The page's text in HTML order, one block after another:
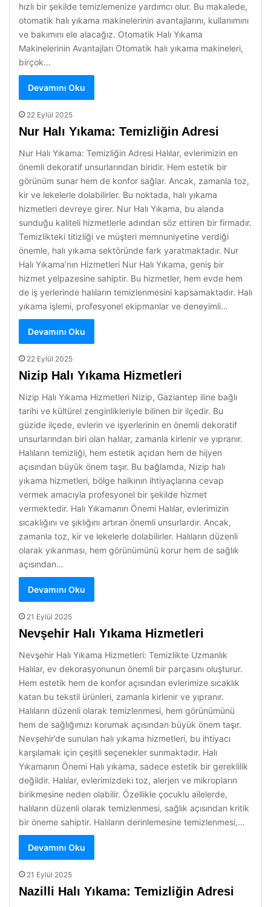
hızlı bir şekilde temizlemenize yardımcı olur. Bu makalede,
otomatik halı yıkama makinelerinin avantajlarını, kullanımını
ve bakımını ele alacağız. Otomatik Halı Yıkama
Makinelerinin Avantajları Otomatik halı yıkama makineleri,
birçok…
Devamını Oku
22 Eylül 2025
Nur Halı Yıkama: Temizliğin Adresi
Nur Halı Yıkama: Temizliğin Adresi Halılar, evlerimizin en
önemli dekoratif unsurlarından biridir. Hem estetik bir
görünüm sunar hem de konfor sağlar. Ancak, zamanla toz,
kir ve lekelerle dolabilirler. Bu noktada, halı yıkama
hizmetleri devreye girer. Nur Halı Yıkama, bu alanda
sunduğu kaliteli hizmetlerle adından söz ettiren bir firmadır.
Temizlikteki titizliği ve müşteri memnuniyetine verdiği
önemle, halı yıkama sektöründe fark yaratmaktadır. Nur
Halı Yıkama’nın Hizmetleri Nur Halı Yıkama, geniş bir
hizmet yelpazesine sahiptir. Bu hizmetler, hem evde hem
de iş yerlerinde halıların temizlenmesini kapsamaktadır. Halı
yıkama işlemi, profesyonel ekipmanlar ve deneyimli…
Devamını Oku
22 Eylül 2025
Nizip Halı Yıkama Hizmetleri
Nizip Halı Yıkama Hizmetleri Nizip, Gaziantep iline bağlı
tarihi ve kültürel zenginlikleriyle bilinen bir ilçedir. Bu
güzide ilçede, evlerin ve işyerlerinin en önemli dekoratif
unsurlarından biri olan halılar, zamanla kirlenir ve yıpranır.
Halıların temizliği, hem estetik açıdan hem de hijyen
açısından büyük önem taşır. Bu bağlamda, Nizip halı
yıkama hizmetleri, bölge halkının ihtiyaçlarına cevap
vermek amacıyla profesyonel bir şekilde hizmet
vermektedir. Halı Yıkamanın Önemi Halılar, evlerimizin
sıcaklığını ve şıklığını artıran önemli unsurlardır. Ancak,
zamanla toz, kir ve lekelerle dolabilirler. Halıların düzenli
olarak yıkanması, hem görünümünü korur hem de sağlık
açısından…
Devamını Oku
21 Eylül 2025
Nevşehir Halı Yıkama Hizmetleri
Nevşehir Halı Yıkama Hizmetleri: Temizlikte Uzmanlık
Halılar, ev dekorasyonunun önemli bir parçasını oluşturur.
Hem estetik hem de konfor açısından evlerimize sıcaklık
katan bu tekstil ürünleri, zamanla kirlenir ve yıpranır.
Halıların düzenli olarak temizlenmesi, hem görünümünü
hem de sağlığımızı korumak açısından büyük önem taşır.
Nevşehir’de sunulan halı yıkama hizmetleri, bu ihtiyacı
karşılamak için çeşitli seçenekler sunmaktadır. Halı
Yıkamanın Önemi Halı yıkama, sadece estetik bir gereklilik
değildir. Halılar, evlerimizdeki toz, alerjen ve mikropların
birikmesine neden olabilir. Özellikle çocuklu ailelerde,
halıların düzenli olarak temizlenmesi, sağlık açısından kritik
bir öneme sahiptir. Halıların derinlemesine temizlenmesi,…
Devamını Oku
21 Eylül 2025
Nazilli Halı Yıkama: Temizliğin Adresi